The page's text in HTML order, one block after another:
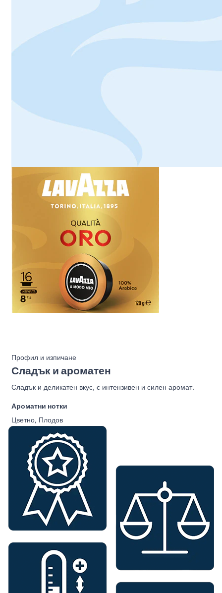
Профил и изпичане
Сладък и ароматен
Сладък и деликатен вкус, с интензивен и силен аромат.
Ароматни нотки
Цветно, Плодов